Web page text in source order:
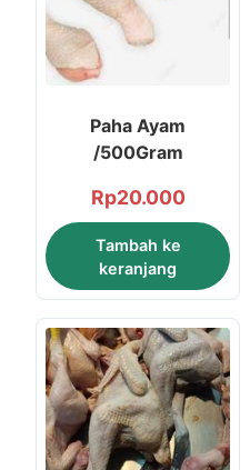
Paha Ayam
/500Gram
Rp20.000
Tambah ke
keranjang